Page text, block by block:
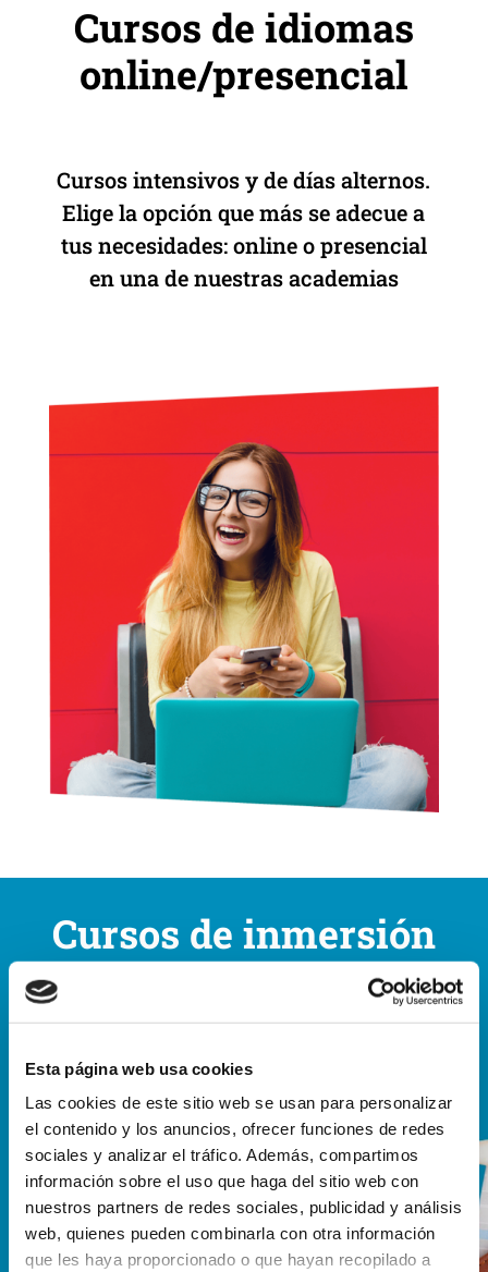
Esta página web usa cookies
Las cookies de este sitio web se usan para personalizar
el contenido y los anuncios, ofrecer funciones de redes
sociales y analizar el tráfico. Además, compartimos
información sobre el uso que haga del sitio web con
nuestros partners de redes sociales, publicidad y análisis
web, quienes pueden combinarla con otra información
que les haya proporcionado o que hayan recopilado a
Cursos de idiomas
online/presencial
Cursos intensivos y de días alternos.
Elige la opción que más se adecue a
tus necesidades: online o presencial
en una de nuestras academias
Cursos de inmersión
Cursos elaborados y prácticos con los
que mejorar de forma directa y rápida
aspectos del idioma como la dicción o
la comprensión dual del sentido
idiomático